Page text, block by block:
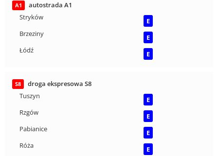
A1
autostrada A1
Stryków
E
Brzeziny
E
Łódź
E
S8
droga ekspresowa S8
Tuszyn
E
Rzgów
E
Pabianice
E
Róża
E